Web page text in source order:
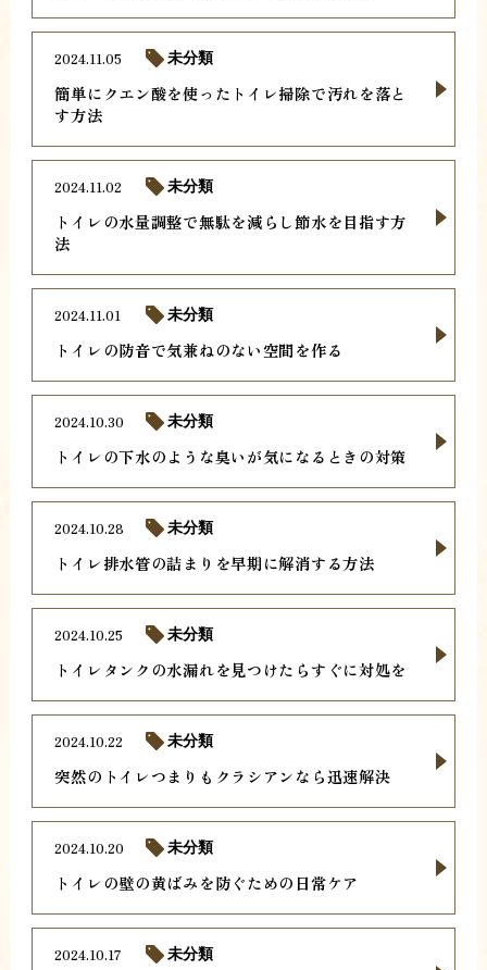
簡単にクエン酸を使ったトイレ掃除で汚れを落と
す方法
2024.11.05 未分類
トイレの水量調整で無駄を減らし節水を目指す方
法
2024.11.02 未分類
トイレの防音で気兼ねのない空間を作る
2024.11.01 未分類
トイレの下水のような臭いが気になるときの対策
2024.10.30 未分類
トイレ排水管の詰まりを早期に解消する方法
2024.10.28 未分類
トイレタンクの水漏れを見つけたらすぐに対処を
2024.10.25 未分類
突然のトイレつまりもクラシアンなら迅速解決
2024.10.22 未分類
トイレの壁の黄ばみを防ぐための日常ケア
2024.10.20 未分類
2024.10.17 未分類